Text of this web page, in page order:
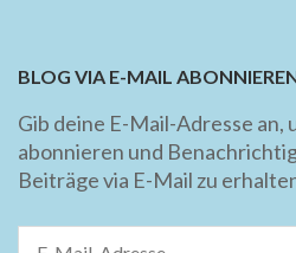
BLOG VIA E-MAIL
Gib deine E-Mail-Adresse an,
abonnieren und
Beiträge via E-Mail zu